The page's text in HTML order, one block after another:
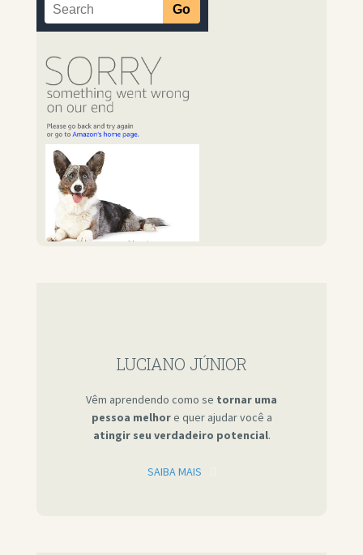
LUCIANO JÚNIOR
Vêm aprendendo como se tornar uma
pessoa melhore quer ajudar você a
atingir seu verdadeiro potencial.
SAIBA MAIS